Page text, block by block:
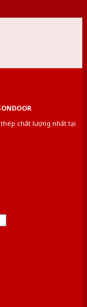
chất lượng nhất tại